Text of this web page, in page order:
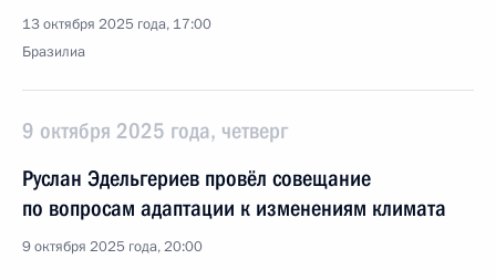
13 октября 2025 года, 17:00
Бразилиа
9 октября 2025 года, четверг
Руслан Эдельгериев провёл совещание
по вопросам адаптации к изменениям климата
9 октября 2025 года, 20:00